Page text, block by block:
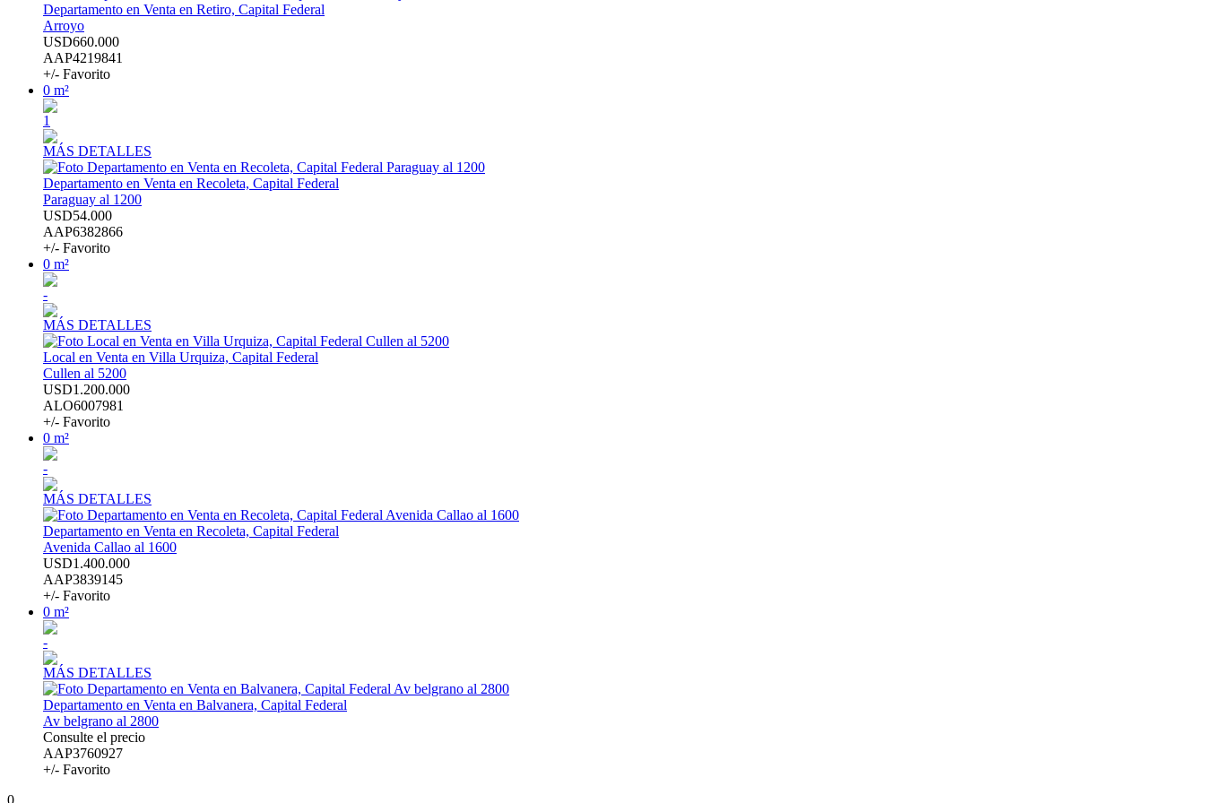
Departamento en Venta en Retiro, Capital Federal
Arroyo
USD660.000
AAP4219841
+/- Favorito
0 m²
1
MÁS DETALLES
Departamento en Venta en Recoleta, Capital Federal
Paraguay al 1200
USD54.000
AAP6382866
+/- Favorito
0 m²
-
MÁS DETALLES
Local en Venta en Villa Urquiza, Capital Federal
Cullen al 5200
USD1.200.000
ALO6007981
+/- Favorito
0 m²
-
MÁS DETALLES
Departamento en Venta en Recoleta, Capital Federal
Avenida Callao al 1600
USD1.400.000
AAP3839145
+/- Favorito
0 m²
-
MÁS DETALLES
Departamento en Venta en Balvanera, Capital Federal
Av belgrano al 2800
Consulte el precio
AAP3760927
+/- Favorito